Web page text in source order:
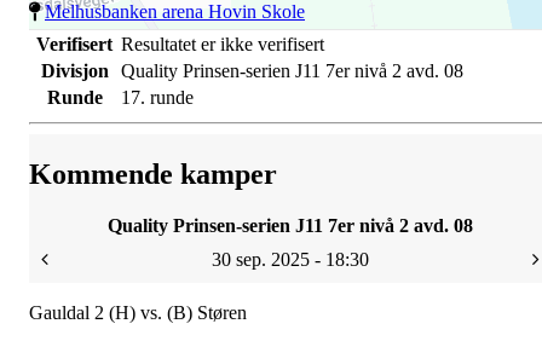
Melhusbanken arena Hovin Skole
Verifisert Resultatet er ikke verifisert
Divisjon
Quality Prinsen-serien J11 7er nivå 2 avd. 08
Runde
17. runde
Kommende kamper
Quality Prinsen-serien J11 7er nivå 2 avd. 08
30 sep. 2025 - 18:30
Gauldal 2 (H) vs. (B) Støren